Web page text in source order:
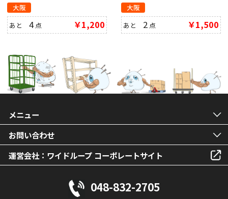
大阪
あと4点 ￥1,200
大阪
あと 2 点 ￥1,500
メニュー
お問い合わせ
運営会社：ワイドループ コーポレートサイト
048-832-2705